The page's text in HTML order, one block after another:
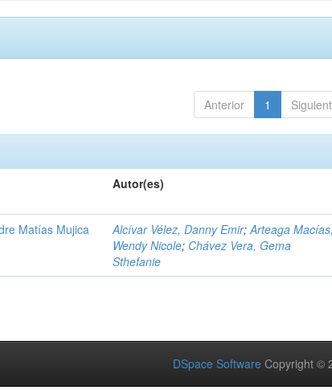
Anterior 1
Autor(es)
Matías Mujica
Alcívar Vélez, Danny Emir;Arteaga Macías,
Wendy Nicole; Chávez Vera, Gema
Sthefanie
DSpace Software Copyright ©